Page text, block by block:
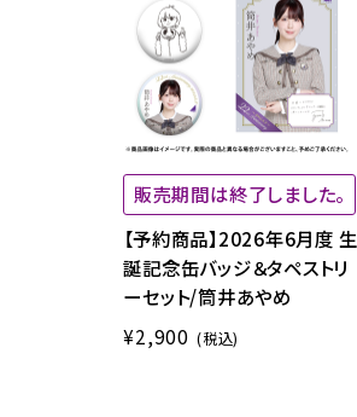
販売期間は終了しました。
【予約商品】2026年6月度 生
誕記念缶バッジ＆タペストリ
ーセット/筒井あやめ
¥2,900 (税込)